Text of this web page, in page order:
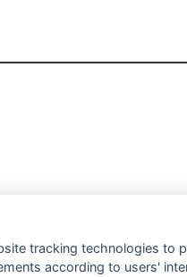
09674-92010
Mail: waren(at)raiffeisen-
tracking technologies to
according to users'